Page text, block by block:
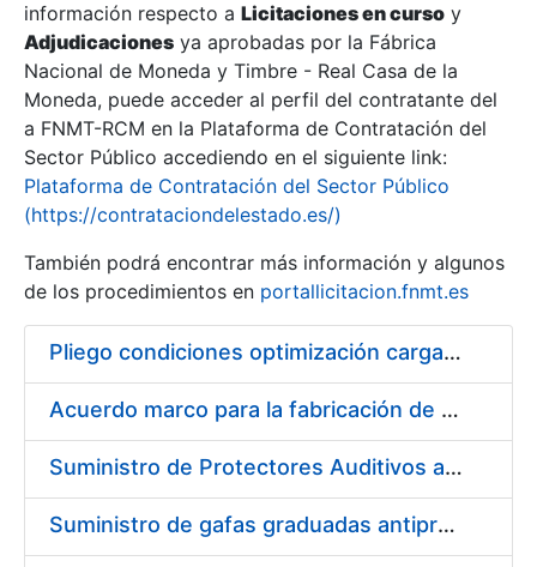
Show/Hide
Show/Hide
información respecto a Licitaciones en curso y
Adjudicaciones ya aprobadas por la Fábrica
Nacional de Moneda y Timbre - Real Casa de la
Moneda, puede acceder al perfil del contratante del
a FNMT-RCM en la Plataforma de Contratación del
Sector Público accediendo en el siguiente link:
Plataforma de Contratación del Sector Público
(https://contrataciondelestado.es/)
También podrá encontrar más información y algunos
de los procedimientos en portallicitacion.fnmt.es
Pliego condiciones optimización cargas compras firmado
Acuerdo marco para la fabricación de piezas
Suministro de Protectores Auditivos a medida para las personas trabajadoras de los Centros de Trabajo de Madrid y Burgos
Suministro de gafas graduadas antiproyecciones para los trabajadores de la FNMT-RCM en los centros de trabajo de Madrid y Burgos